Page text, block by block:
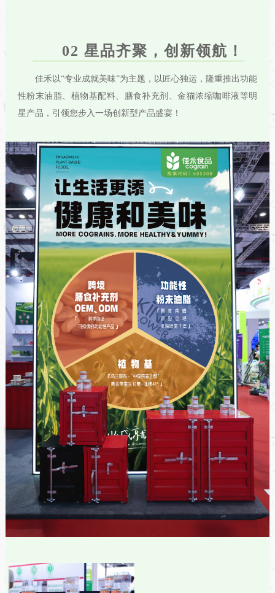
02 星品齐聚，创新领航 ！
佳禾以“专业成就美味”为主题，以匠心独运，隆重推出功能
性粉末油脂、植物基配料、膳食补充剂、金猫浓缩咖啡液等明
星产品，引领您步入一场创新型产品盛宴！